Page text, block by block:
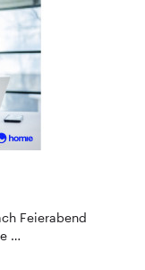
Feierabend
…